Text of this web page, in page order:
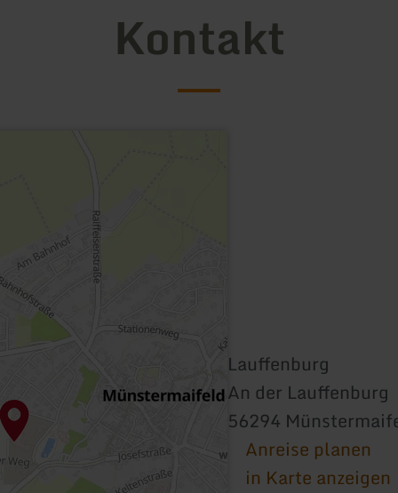
Kontakt
Lauffenburg
An der Lauffenburg
56294
Anreise planen
in Karte anzeigen